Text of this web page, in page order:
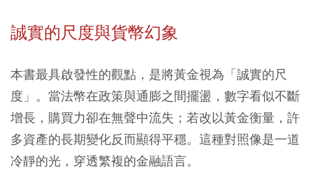
誠實的尺度與貨幣幻象
本書最具啟發性的觀點，是將黃金視為「誠實的尺
度」。當法幣在政策與通膨之間擺盪，數字看似不斷
增長，購買力卻在無聲中流失；若改以黃金衡量，許
多資產的長期變化反而顯得平穩。這種對照像是一道
冷靜的光，穿透繁複的金融語言。